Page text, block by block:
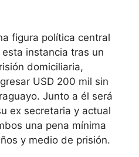
figura política central
instancia tras un
domiciliaria,
USD 200 mil sin
Junto a él será
ex secretaria y actual
una pena mínima
y medio de prisión.